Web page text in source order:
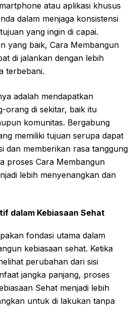
atau aplikasi khusus
dalam menjaga konsistensi
yang ingin di capai.
yang baik, Cara Membangun
di jalankan dengan lebih
terbebani.
adalah mendapatkan
orang di sekitar, baik itu
komunitas. Bergabung
memiliki tujuan serupa dapat
dan memberikan rasa tanggung
proses Cara Membangun
lebih menyenangkan dan
dalam Kebiasaan Sehat
fondasi utama dalam
kebiasaan sehat. Ketika
perubahan dari sisi
jangka panjang, proses
Sehat menjadi lebih
untuk di lakukan tanpa